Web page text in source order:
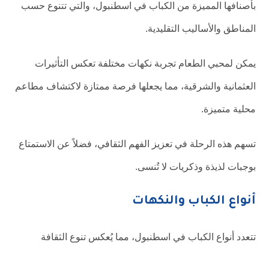
بأصنافها المميزة من الكباب في اسطنبول، والتي تتنوع حسب
المناطق والأساليب التقليدية.
يمكن لمحبي الطعام تجربة نكهات مختلفة تعكس التأثيرات
العثمانية والشرقية، مما يجعلها فرصة ممتازة لاكتشاف مطاعم
محلية متميزة.
تسهم هذه الرحلة في تعزيز الفهم الثقافي، فضلاً عن الاستمتاع
بوجبات لذيذة وذكريات لا تُنسى.
أنواع الكباب والنكهات
تتعدد أنواع الكباب في اسطنبول، مما يُعكس تنوع الثقافة